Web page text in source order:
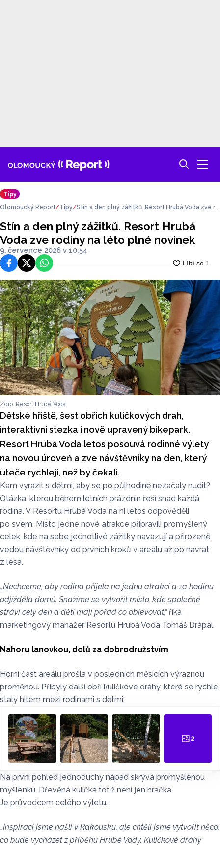
Tipy
Olomoucký Report
Tipy Stín a den plný zážitků. Resort Hrubá Voda zve ro
Stín a den plný zážitků. Resort Hrubá
Voda zve rodiny na léto plné novinek
9. července 2026 v 10:54
FacebookPlatforma X
WhatsApp
Zdro: Resort Hrubá Voda
Dětské hřiště, šest obřích kuličkových drah,
interaktivní stezka i nově upravený bikepark.
Resort Hrubá Voda letos posouvá rodinné výlety
na novou úroveň a zve návštěvníky na den, který
uteče rychleji, než by čekali.
Kam vyrazit s dětmi, aby se po půlhodině nezačaly nudit?
Otázka, kterou během letních prázdnin řeší snad každá
rodina. V Resortu Hrubá Voda na ni letos odpověděli
po svém. Místo jedné nové atrakce připravili promyšlený
celek, kde na sebe jednotlivé zážitky navazují a přirozeně
vedou návštěvníky od prvních kroků v areálu až po návrat
z lesa.
„Nechceme, aby rodina přijela na jednu atrakci a za hodinu
odjížděla domů. Snažíme se vytvořit místo, kde společně
stráví celý den a děti mají pořád co objevovat,“říká
marketingový manažer Resortu Hrubá Voda Tomáš Drápal.
Nahoru lanovkou, dolů za dobrodružstvím
Horní část areálu prošla v posledních měsících výraznou
proměnou. Přibyly další obří kuličkové dráhy, které se rychle
staly hitem mezi rodinami s dětmi.
2
Na první pohled jednoduchý nápad skrývá promyšlenou
myšlenku. Dřevěná kulička totiž není jen hračka.
Je průvodcem celého výletu.
„Inspiraci jsme našli v Rakousku, ale chtěli jsme vytvořit něco,
co bude vycházet z příběhu Hrubé Vody. Kuličkové dráhy